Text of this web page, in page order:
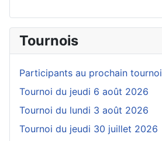
Tournois
Participants au prochain tournoi
Tournoi du jeudi 6 août 2026
Tournoi du lundi 3 août 2026
Tournoi du jeudi 30 juillet 2026